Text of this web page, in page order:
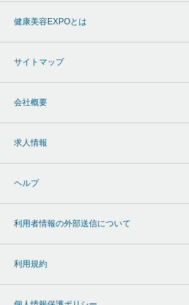
健康美容EXPOとは
サイトマップ
会社概要
求人情報
ヘルプ
利用者情報の外部送信について
利用規約